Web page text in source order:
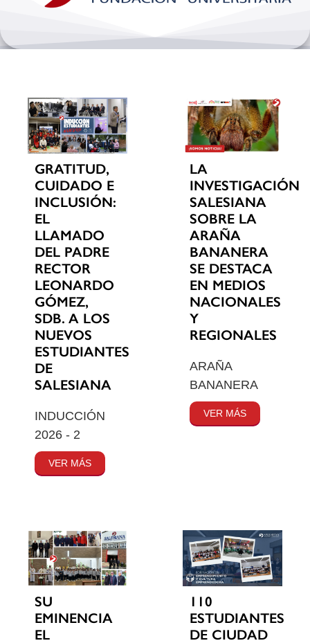
Investigación
Extension y desarrollo
GRATITUD,
CUIDADO E
INCLUSIÓN:
EL
LLAMADO
DEL PADRE
RECTOR
LEONARDO
GÓMEZ,
SDB. A LOS
NUEVOS
ESTUDIANTES
DE
SALESIANA
INDUCCIÓN
2026 - 2
VER MÁS
LA
INVESTIGACIÓN
SALESIANA
SOBRE LA
ARAÑA
BANANERA
SE DESTACA
EN MEDIOS
NACIONALES
Y
REGIONALES
ARAÑA
BANANERA
VER MÁS
SU
EMINENCIA
EL
110
ESTUDIANTES
DE CIUDAD